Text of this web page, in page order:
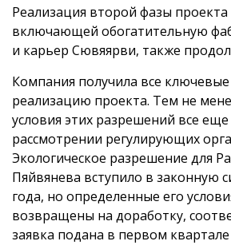
Реализация второй фазы проекта
включающей обогатительную
и карьер Сювяярви, также
Компания получила все
реализацию проекта. Тем не
условия этих разрешений все еще
рассмотрении регулирующих
Экологическое разрешение для
Пяйвянева вступило в законную
года, но определенные его
возвращены на доработку,
заявка подана в первом квартале